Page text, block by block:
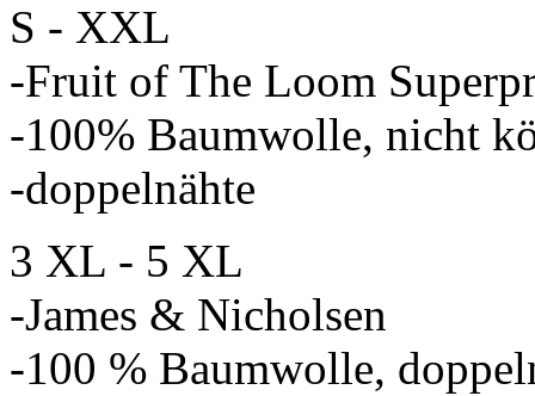
S - XXL
-Fruit of The Loom
-100% Baumwolle, nicht
-doppelnähte
3 XL - 5 XL
-James & Nicholsen
-100 % Baumwolle,